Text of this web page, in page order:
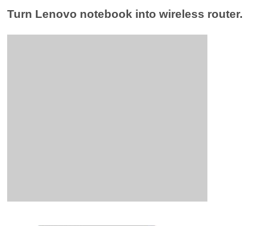
Turn Lenovo notebook into wireless router.